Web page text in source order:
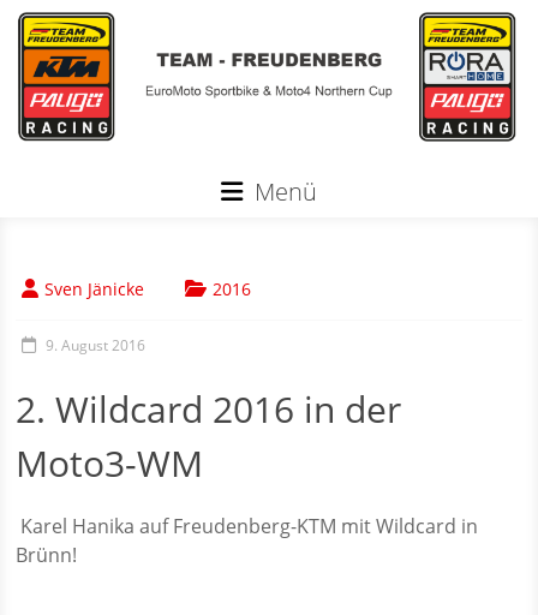
Zum
Inhalt
springen
Menü
Sven Jänicke 2016
9. August 2016
2. Wildcard 2016 in der
Moto3-WM
Karel Hanika auf Freudenberg-KTM mit Wildcard in
Brünn!